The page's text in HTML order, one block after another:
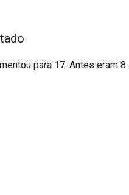
para 17. Antes eram 8.